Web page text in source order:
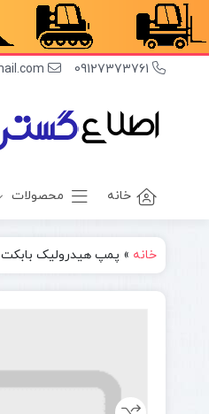
09127373761
ettelagostarofficial@gmail.com
خانه محصولات
مکانیکی
مینی لودر
خانه » پمپ هیدرولیک بابکت BobCat S650